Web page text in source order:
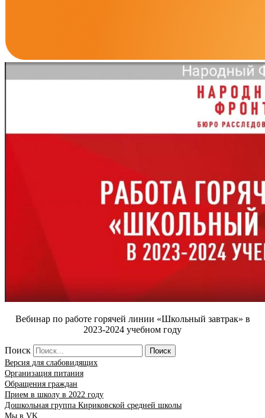
Вебинар по работе горячей линии «Школьный завтрак» в
2023-2024 учебном году
Поиск
Поиск
Версия для слабовидящих
Организация питания
Обращения граждан
Прием в школу в 2022 году
Дошкольная группа Кириковской средней школы
Мы в VK